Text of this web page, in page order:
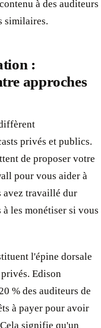
à des auditeurs
similaires.
:
approches
privés et publics.
de proposer votre
pour vous aider à
avez travaillé dur
les monétiser si vous
l'épine dorsale
Edison
% des auditeurs de
à payer pour avoir
signifie qu'un